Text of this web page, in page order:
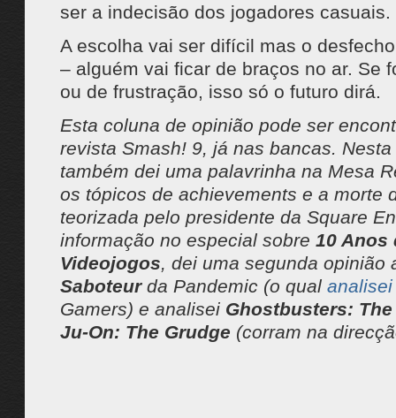
ser a indecisão dos jogadores casuais.
A escolha vai ser difícil mas o
– alguém vai ficar de braços no ar. Se
ou de frustração, isso só o futuro dirá.
Esta coluna de opinião pode ser
revista Smash! 9, já nas bancas.
também dei uma palavrinha na Mesa
os tópicos de achievements e a morte
teorizada pelo presidente da Square
informação no especial sobre 10 Anos
Videojogos, dei uma segunda opinião
Saboteurda Pandemic (o qual analisei
Gamers) e analisei Ghostbusters:
Ju-On: The Grudge (corram na